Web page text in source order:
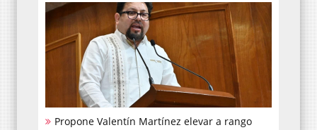
Propone Valentín Martínez elevar a rango